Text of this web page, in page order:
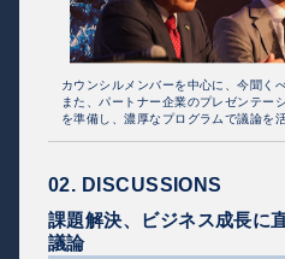
カウンシルメンバーを中心に、今聞く
また、パートナー企業のプレゼンテー
を準備し、濃厚なプログラムで議論を
02. DISCUSSIONS
課題解決、ビジネス成長に
議論